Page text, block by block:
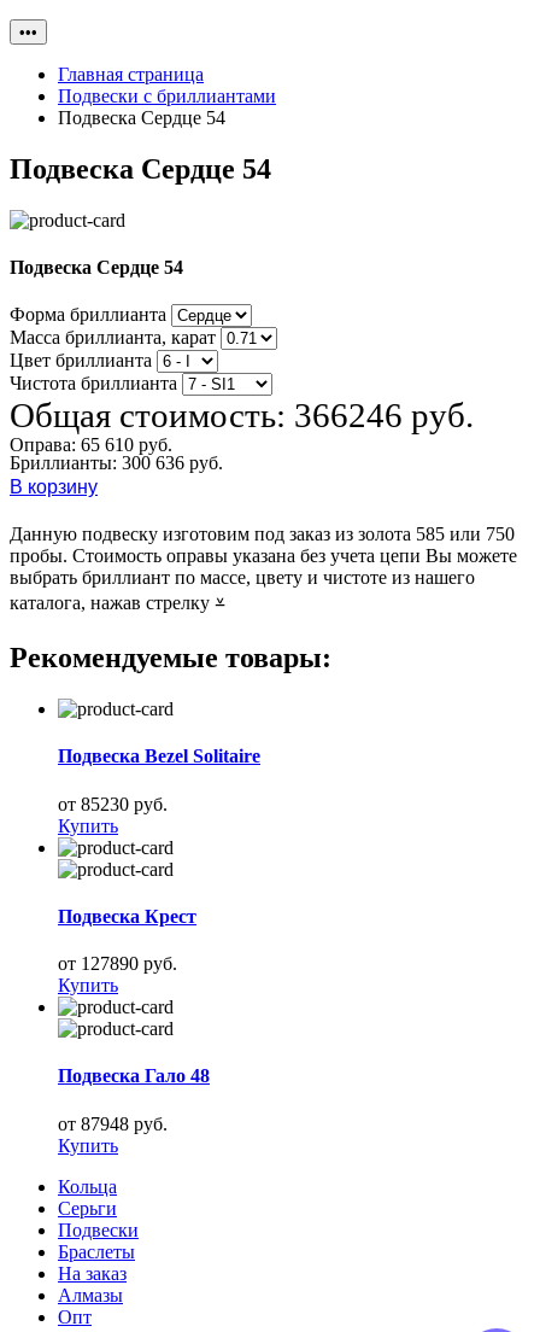
•••
Главная страница
Подвески с бриллиантами
Подвеска Сердце 54
Подвеска Сердце 54
Подвеска Сердце 54
Форма бриллианта
Масса бриллианта, карат
Цвет бриллианта
Чистота бриллианта
Общая стоимость: 366246 руб.
Оправа: 65 610 руб.
Бриллианты: 300 636 руб.
В корзину
Данную подвеску изготовим под заказ из золота 585 или 750
пробы. Стоимость оправы указана без учета цепи Вы можете
выбрать бриллиант по массе, цвету и чистоте из нашего
каталога, нажав стрелку ⩡
Рекомендуемые товары:
Подвеска Bezel Solitaire
от 85230 руб.
Купить
Подвеска Крест
от 127890 руб.
Купить
Подвеска Гало 48
от 87948 руб.
Купить
Кольца
Серьги
Подвески
Браслеты
На заказ
Алмазы
Опт